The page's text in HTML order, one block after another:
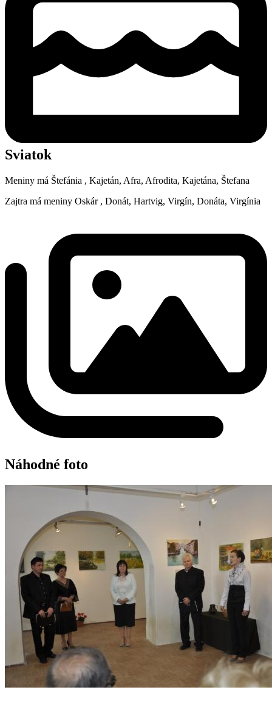
Sviatok
Meniny má Štefánia , Kajetán, Afra, Afrodita, Kajetána, Štefana
Zajtra má meniny Oskár , Donát, Hartvig, Virgín, Donáta, Virgínia
Náhodné foto